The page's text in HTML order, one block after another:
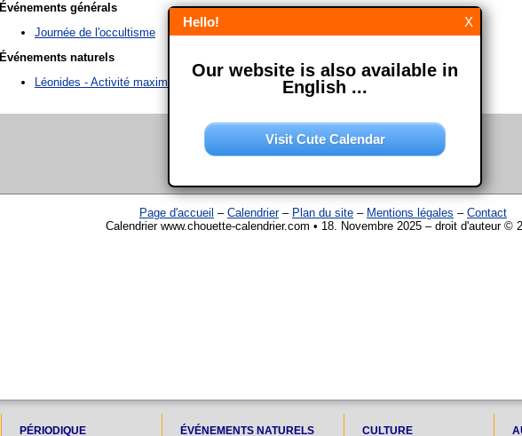
Événements générals
Journée de l'occultisme
Événements naturels
Léonides - Activité maximale
Page d'accueil – Calendrier– Plan du site – Mentions légales – Contact
Calendrier www.chouette-calendrier.com • 18. Novembre 2025 – droit d'auteur ©
PÉRIODIQUE ÉVÉNEMENTS NATURELS CULTURE
X
Hello!
Our website is also available in
English ...
Visit Cute Calendar